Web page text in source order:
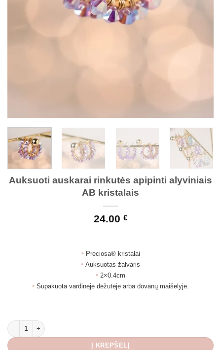
Auksuoti auskarai rinkutės apipinti alyviniais
AB kristalais
24.00 €
• Preciosa® kristalai
• Auksuotas žalvaris
• 2×0.4cm
• Supakuota vardinėje dėžutėje arba dovanų maišelyje.
produkto kiekis: Auksuoti auskarai rinkutės apipinti alyviniais AB kristalais
Į KREPŠELĮ